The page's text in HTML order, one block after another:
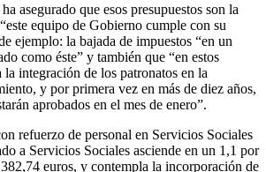
asegurado que esos presupuestos son la
equipo de Gobierno cumple con su
ejemplo: la bajada de impuestos “en un
como éste” y también que “en estos
la integración de los patronatos en la
y por primera vez en más de diez años,
aprobados en el mes de enero”.
refuerzo de personal en Servicios Sociales
a Servicios Sociales asciende en un 1,1 por
euros, y contempla la incorporación de